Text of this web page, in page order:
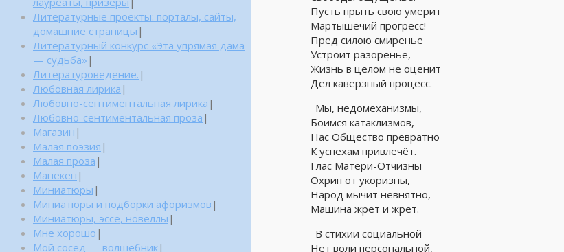
Пусть прыть свою умерит
Мартышечий прогресс!-
Пред силою смиренье
Устроит разоренье,
Жизнь в целом не оценит
Дел каверзный процесс.
Мы, недомеханизмы,
Боимся катаклизмов,
Нас Общество превратно
К успехам привлечёт.
Глас Матери-Отчизны
Охрип от укоризны,
Народ мычит невнятно,
Машина жрет и жрет.
В стихии социальной
Нет воли персональной,
Литературные проекты: порталы, сайты,
домашние страницы |
Литературный конкурс «Эта упрямая дама
— судьба» |
Литературоведение. |
Любовная лирика |
Любовно-сентиментальная лирика |
Любовно-сентиментальная проза |
Магазин |
Малая поэзия |
Малая проза |
Манекен |
Миниатюры |
Миниатюры и подборки афоризмов |
Миниатюры, эссе, новеллы |
Мне хорошо |
Мой сосед — волшебник|